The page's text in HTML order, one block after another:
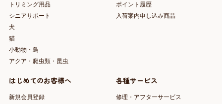
トリミング用品
シニアサポート
犬
猫
小動物・鳥
アクア・爬虫類・昆虫
ポイント履歴
入荷案内申し込み商品
はじめてのお客様へ
新規会員登録
各種サービス
修理・アフターサービス